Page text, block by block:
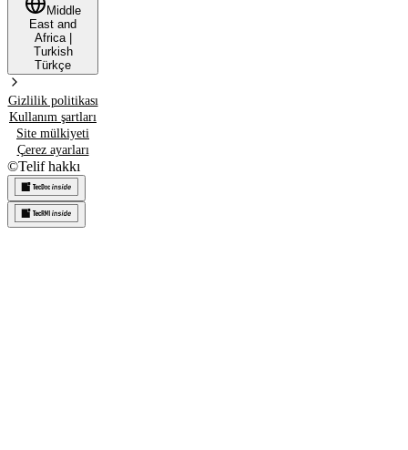
Middle
East and
Africa|
Turkish
Türkçe
Gizlilik politikası
Kullanım şartları
Site mülkiyeti
Çerez ayarları
©Telif hakkı